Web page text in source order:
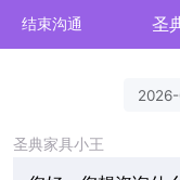
结束沟通 圣
圣典家具小王